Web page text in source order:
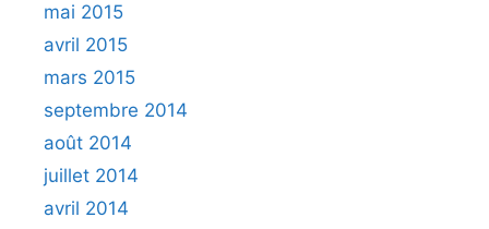
mai 2015
avril 2015
mars 2015
septembre 2014
août 2014
juillet 2014
avril 2014